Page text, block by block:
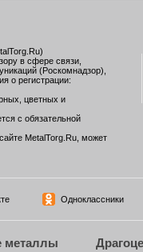
в сфере связи,
(Роскомнадзор),
о регистрации:
цветных и
с обязательной
MetalTorg.Ru, может
Одноклассники
металлы